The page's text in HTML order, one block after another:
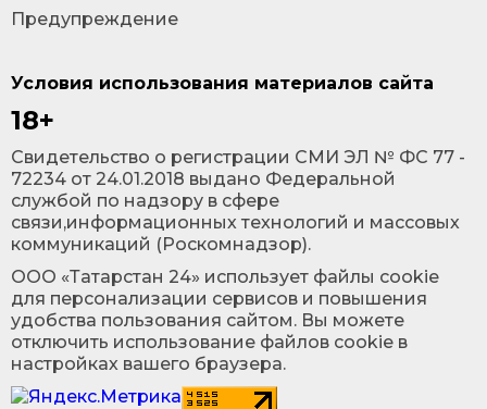
Условия использования материалов сайта
18+
Cвидетельство о регистрации СМИ ЭЛ № ФС 77 -
72234 от 24.01.2018 выдано Федеральной
службой по надзору в сфере
связи,информационных технологий и массовых
коммуникаций (Роскомнадзор).
ООО «Татарстан 24» использует файлы cookie
для персонализации сервисов и повышения
удобства пользования сайтом. Вы можете
отключить использование файлов cookie в
настройках вашего браузера.
Предупреждение